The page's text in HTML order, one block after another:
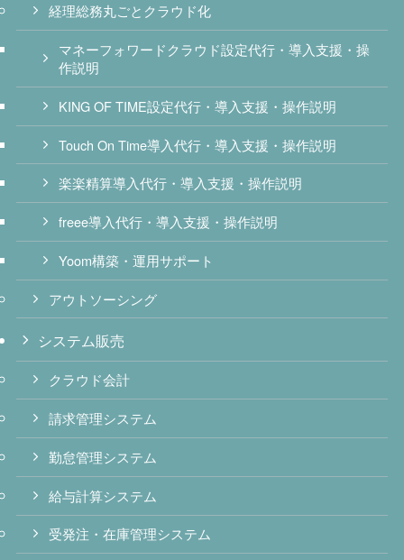
経理総務丸ごとクラウド化
マネーフォワードクラウド設定代行・導入支援・操
作説明
KING OF TIME設定代行・導入支援・操作説明
Touch On Time導入代行・導入支援・操作説明
楽楽精算導入代行・導入支援・操作説明
freee導入代行・導入支援・操作説明
Yoom構築・運用サポート
アウトソーシング
システム販売
クラウド会計
請求管理システム
勤怠管理システム
給与計算システム
受発注・在庫管理システム